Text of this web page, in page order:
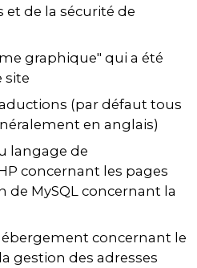
de la sécurité de
graphique" qui a été
site
(par défaut tous
en anglais)
langage de
concernant les pages
de MySQL concernant la
concernant le
gestion des adresses